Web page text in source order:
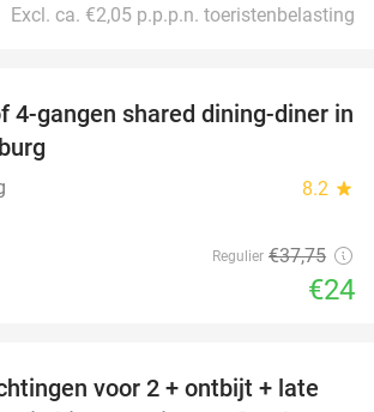
Excl. ca. €2,05 p.p.p.n. toeristenbelasting
36%
4-gangen shared dining-diner in
8.2 star
Regulier €37,75
€24
59%
voor 2 + ontbijt + late